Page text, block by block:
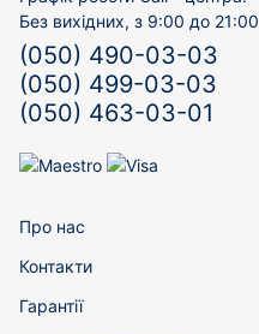
Без вихідних, з 9:00 до 21:00
(050) 490-03-03
(050) 499-03-03
(050) 463-03-01
Про нас
Контакти
Гарантії